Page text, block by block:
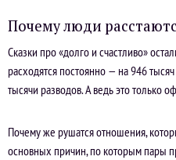
Почему люди
Сказки про «долго и счастливо»
расходятся постоянно — на 946
тысячи разводов. А ведь это только
Почему же рушатся отношения,
основных причин, по которым пары